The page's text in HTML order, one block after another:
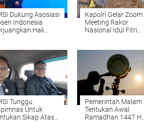
Dukung Asosiasi
Indonesia
Hak
Kapolri Gelar Zoom
Meeting Rakor
Nasional Idul Fitri
Pelayanan Optimal
Dan Evaluasi Situasi
Keamanan Serta
Pelayanan
Masyarakat
Tunggu
Untuk
Sikap Atas
Pemerintah Malam
Tentukan Awal
Ramadhan 1447 H